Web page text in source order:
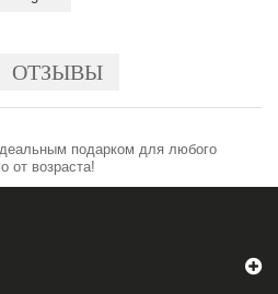
ОТЗЫВЫ
подарком для любого
от возраста!